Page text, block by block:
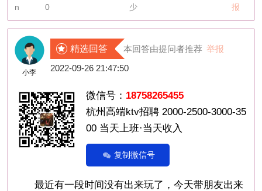
n
0
少
报
小李
精选回答 本回答由提问者推荐 举报
2022-09-26 21:47:50
微信号： 18758265455
杭州高端ktv招聘 2000-2500-3000-35
00 当天上班·当天收入
复制微信号
最近有一段时间没有出来玩了，今天带朋友出来